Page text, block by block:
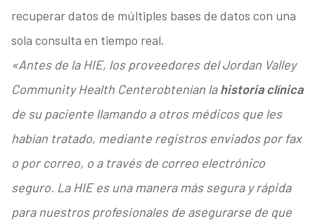
recuperar datos de múltiples bases de datos con una
sola consulta en tiempo real.
«Antes de la HIE, los proveedores del Jordan Valley
Community Health Centerobtenían lahistoria clínica
de su paciente llamando a otros médicos que les
habían tratado, mediante registros enviados por fax
o por correo, o a través de correo electrónico
seguro. La HIE es una manera más segura y rápida
para nuestros profesionales de asegurarse de que